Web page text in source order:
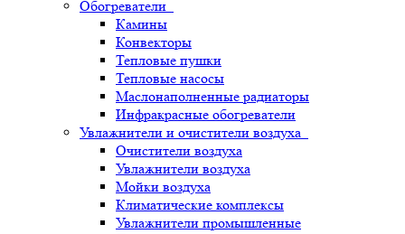
Обогреватели
Камины
Конвекторы
Тепловые пушки
Тепловые насосы
Маслонаполненные радиаторы
Инфракрасные обогреватели
Увлажнители и очистители воздуха
Очистители воздуха
Увлажнители воздуха
Мойки воздуха
Климатические комплексы
Увлажнители промышленные